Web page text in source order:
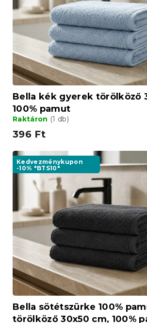
e
é
e
k
Bella kék gyerek törölköző
100% pamut
Raktáron (1 db)
396 Ft
Kedvezménykupon
-10% "BTS10"
Bella sötétszürke 100%
törölköző 30x50 cm, 100%